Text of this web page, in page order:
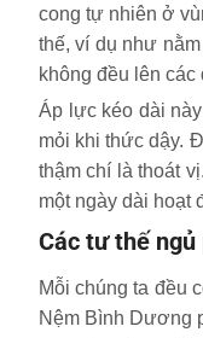
cong tự nhiên ở
thế, ví dụ như
không đều lên các
Áp lực kéo dài
mỏi khi thức dậy.
thậm chí là thoát
một ngày dài hoạt
Các tư thế
Mỗi chúng ta đều
Nệm Bình Dương